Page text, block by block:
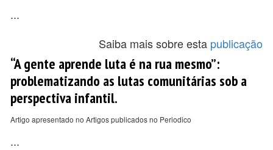
...
Saiba mais sobre esta publicação
“A gente aprende luta é na rua mesmo”:
problematizando as lutas comunitárias sob a
perspectiva infantil.
Artigo apresentado no Artigos publicados no Periodico
...